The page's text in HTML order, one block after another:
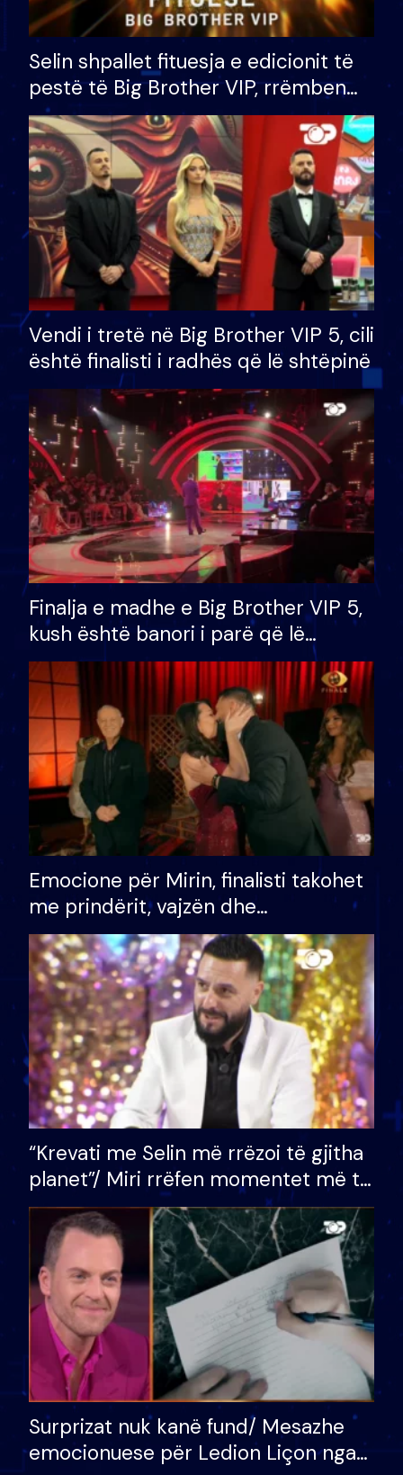
Selin shpallet fituesja e edicionit të
pestë të Big Brother VIP, rrëmben
çmimin e madh prej 100 mijë eurosh
Vendi i tretë në Big Brother VIP 5, cili
është finalisti i radhës që lë shtëpinë
Finalja e madhe e Big Brother VIP 5,
kush është banori i parë që lë
shtëpinë dhe humb mundësinë për
të fituar çmimin e madh
Emocione për Mirin, finalisti takohet
me prindërit, vajzën dhe
bashkëshorten: S’kemi ndonjë letër
divorci apo jo?
“Krevati me Selin më rrëzoi të gjitha
planet”/ Miri rrëfen momentet më të
bukura në shtëpinë e BB VIP: Do më
mungojë zilja e mëngjesit kur…
Surprizat nuk kanë fund/ Mesazhe
emocionuese për Ledion Liçon nga